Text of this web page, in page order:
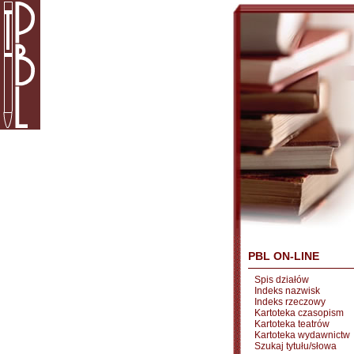
PBL ON-LINE
Spis działów
Indeks nazwisk
Indeks rzeczowy
Kartoteka czasopism
Kartoteka teatrów
Kartoteka wydawnictw
Szukaj tytułu/słowa